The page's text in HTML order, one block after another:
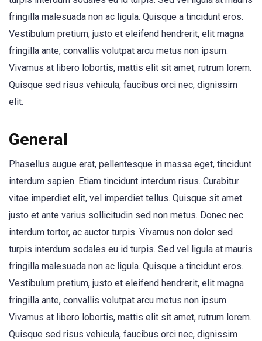
fringilla malesuada non ac ligula. Quisque a tincidunt eros.
Vestibulum pretium, justo et eleifend hendrerit, elit magna
fringilla ante, convallis volutpat arcu metus non ipsum.
Vivamus at libero lobortis, mattis elit sit amet, rutrum lorem.
Quisque sed risus vehicula, faucibus orci nec, dignissim
elit.
General
Phasellus augue erat, pellentesque in massa eget, tincidunt
interdum sapien. Etiam tincidunt interdum risus. Curabitur
vitae imperdiet elit, vel imperdiet tellus. Quisque sit amet
justo et ante varius sollicitudin sed non metus. Donec nec
interdum tortor, ac auctor turpis. Vivamus non dolor sed
turpis interdum sodales eu id turpis. Sed vel ligula at mauris
fringilla malesuada non ac ligula. Quisque a tincidunt eros.
Vestibulum pretium, justo et eleifend hendrerit, elit magna
fringilla ante, convallis volutpat arcu metus non ipsum.
Vivamus at libero lobortis, mattis elit sit amet, rutrum lorem.
Quisque sed risus vehicula, faucibus orci nec, dignissim